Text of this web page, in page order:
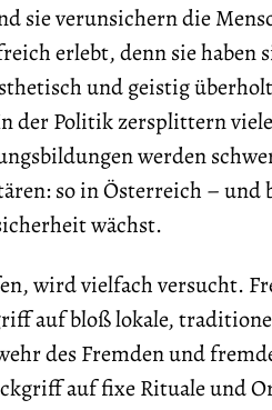
sie verunsichern die
erlebt, denn sie haben
und geistig
der Politik zersplittern
werden
so in Österreich – und
wächst.
wird vielfach versucht.
auf bloß lokale,
des Fremden und
auf fixe Rituale und